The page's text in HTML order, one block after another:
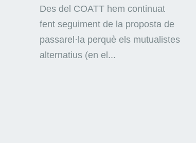
Des del COATT hem continuat
fent seguiment de la proposta de
passarel·la perquè els mutualistes
alternatius (en el...